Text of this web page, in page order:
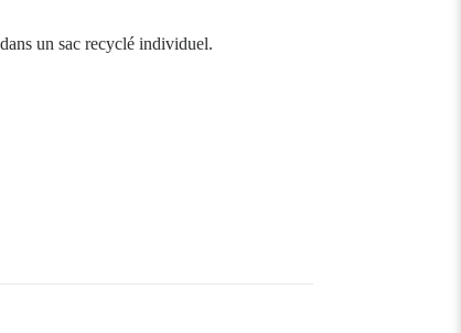
un sac recyclé individuel.